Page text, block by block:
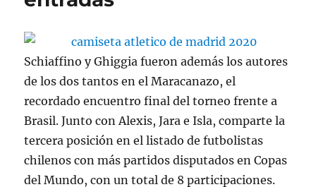
Schiaffino y Ghiggia fueron además los autores
de los dos tantos en el Maracanazo, el
recordado encuentro final del torneo frente a
Brasil. Junto con Alexis, Jara e Isla, comparte la
tercera posición en el listado de futbolistas
chilenos con más partidos disputados en Copas
del Mundo, con un total de 8 participaciones.